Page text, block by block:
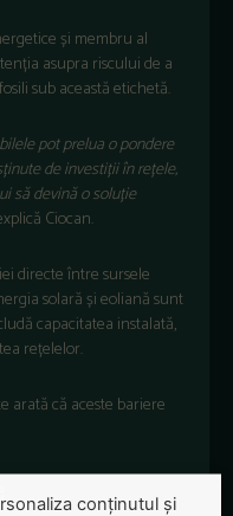
și membru al
asupra riscului de a
sub această etichetă.
pot prelua o pondere
de investițiiîn rețele,
să devină o soluție
Ciocan.
directeîntre sursele
solară și eoliană sunt
capacitatea instalată,
rețelelor.
arată că aceste bariere
conținutul și